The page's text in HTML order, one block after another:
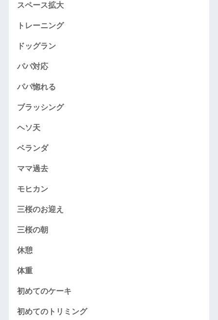
スペース拡大
トレーニング
ドッグラン
パパ対応
パパ惚れる
ブラッシング
ヘソ天
ベランダ
ママ過去
モヒカン
三桜のお迎え
三桜の朝
休憩
体重
初めてのケーキ
初めてのトリミング